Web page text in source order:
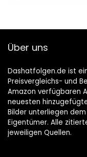
Über uns
Dashatfolgen.de ist
Preisvergleichs- und
Amazon verfügbaren
neuesten
Bilder unterliegen
Eigentümer. Alle
jeweiligen Quellen.